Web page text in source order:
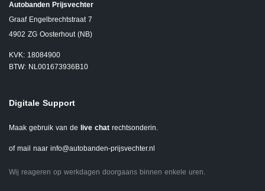
Autobanden Prijsvechter
Graaf Engelbrechtstraat 7
4902 ZG Oosterhout (NB)
KVK: 18084900
BTW: NL001673936B10
Digitale Support
Maak gebruik van de live chat rechtsonderin.
of mail naar info@autobanden-prijsvechter.nl
Wij reageren op werkdagen doorgaans binnen enkele uren.